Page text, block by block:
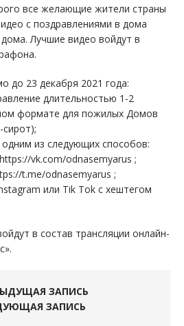
все желающие жители страны
с поздравлениями в дома
Лучшие видео войдут в
до 23 декабря 2021 года:
длительностью 1-2
формате для пожилых Домов
из следующих способов:
vk.com/odnasemyarus ;
t.me/odnasemyarus ;
или Tik Tok с хештегом
в состав трансляции онлайн-
ЗАПИСЬ
ЗАПИСЬ